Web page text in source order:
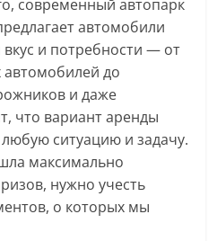
современный автопарк
автомобили
и потребности — от
автомобилей до
и даже
что вариант аренды
ситуацию и задачу.
максимально
нужно учесть
о которых мы